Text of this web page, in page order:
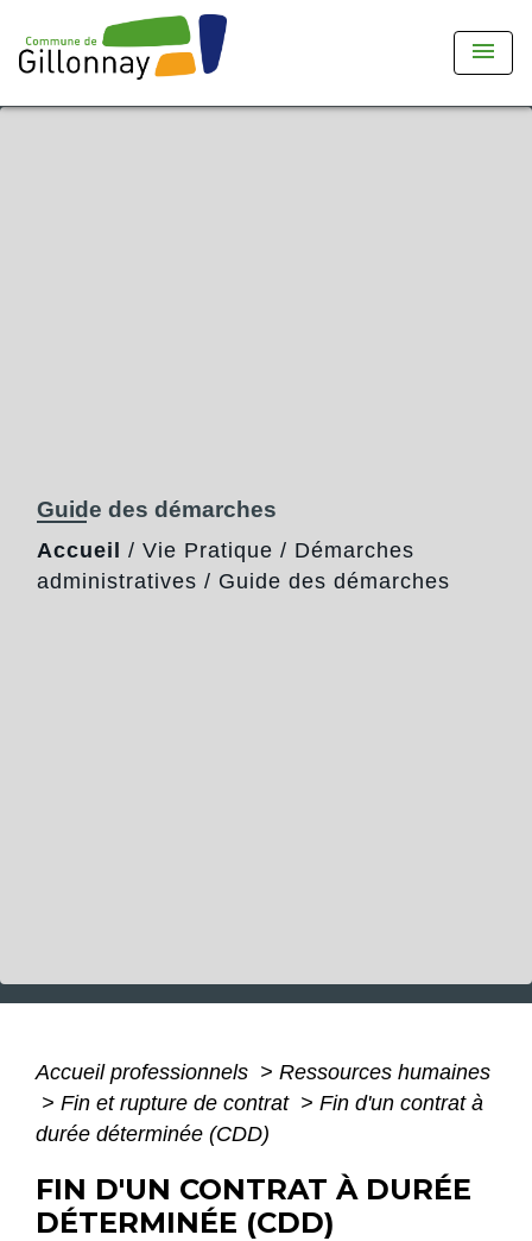
menu
Guide des démarches
Accueil / Vie Pratique / Démarches
administratives / Guide des démarches
Accueil professionnels > Ressources humaines
> Fin et rupture de contrat > Fin d'un contrat à
durée déterminée (CDD)
FIN D'UN CONTRAT À DURÉE
DÉTERMINÉE (CDD)